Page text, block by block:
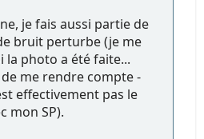
je fais aussi partie de
bruit perturbe (je me
la photo a été faite...
me rendre compte -
effectivement pas le
mon SP).